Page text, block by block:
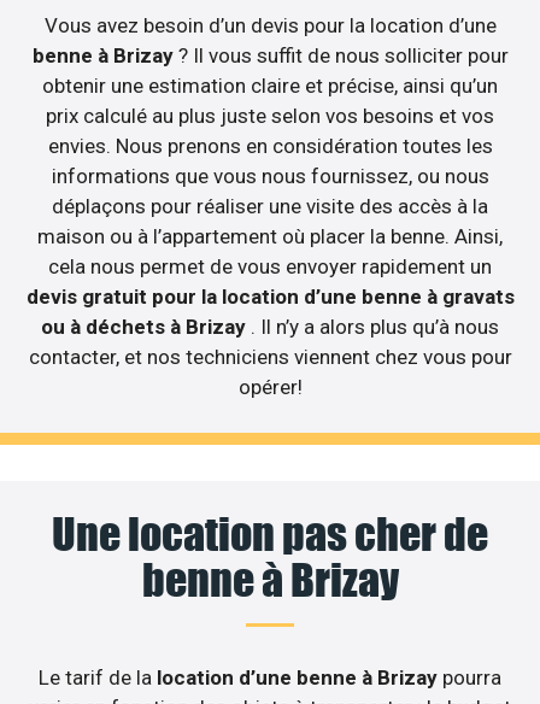
Vous avez besoin d’un devis pour la location d’une
benne à Brizay ? Il vous suffit de nous solliciter pour
obtenir une estimation claire et précise, ainsi qu’un
prix calculé au plus juste selon vos besoins et vos
envies. Nous prenons en considération toutes les
informations que vous nous fournissez, ou nous
déplaçons pour réaliser une visite des accès à la
maison ou à l’appartement où placer la benne. Ainsi,
cela nous permet de vous envoyer rapidement un
devis gratuit pour la location d’une benne à gravats
ou à déchets à Brizay . Il n’y a alors plus qu’à nous
contacter, et nos techniciens viennent chez vous pour
opérer!
Une location pas cher de
benne à Brizay
Le tarif de la location d’une benne à Brizay pourra